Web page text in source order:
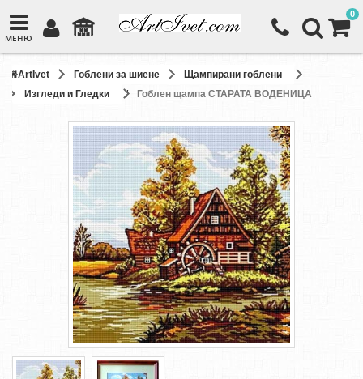
МЕНЮ
0
ArtIvet Гоблени за шиене
Щампирани гоблени
Изгледи и Гледки
Гоблен щампа СТАРАТА ВОДЕНИЦА